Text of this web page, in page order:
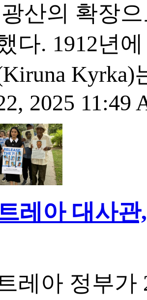
산의 확장
다. 1912년
2025 11:49
레아 대사
레아 정부가